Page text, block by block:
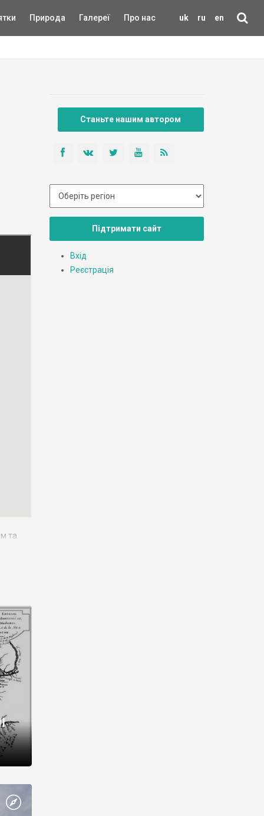
uk ru en
Природа Галереї Про нас
та
Станьте нашим автором
Підтримати сайт
Вхід
Реєстрація